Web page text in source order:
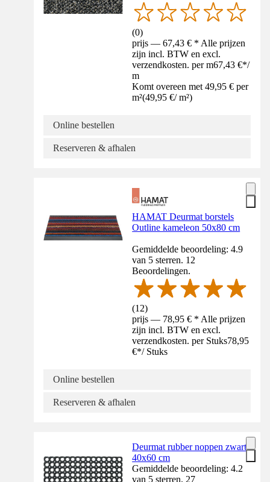
(0)
prijs — 67,43 € * Alle prijzen
zijn incl. BTW en excl.
verzendkosten. per m67,43 €*/
m
Komt overeen met 49,95 € per
m²(49,95 €/ m²)
Online bestellen
Reserveren & afhalen
HAMAT Deurmat borstels
Outline kameleon 50x80 cm
Gemiddelde beoordeling: 4.9
van 5 sterren. 12
Beoordelingen.
(12)
prijs — 78,95 € * Alle prijzen
zijn incl. BTW en excl.
verzendkosten. per Stuks78,95
€*/ Stuks
Online bestellen
Reserveren & afhalen
Deurmat rubber noppen zwart
40x60 cm
Gemiddelde beoordeling: 4.2
van 5 sterren. 27